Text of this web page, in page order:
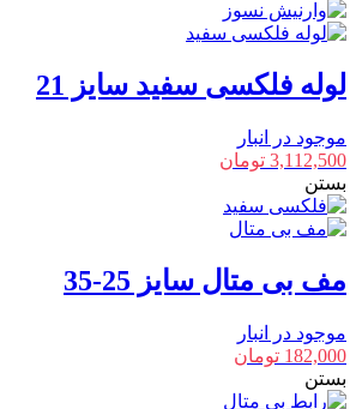
لوله فلکسی سفید سایز 21
موجود در انبار
3,112,500 تومان
بستن
مف بی متال سایز 25-35
موجود در انبار
182,000 تومان
بستن